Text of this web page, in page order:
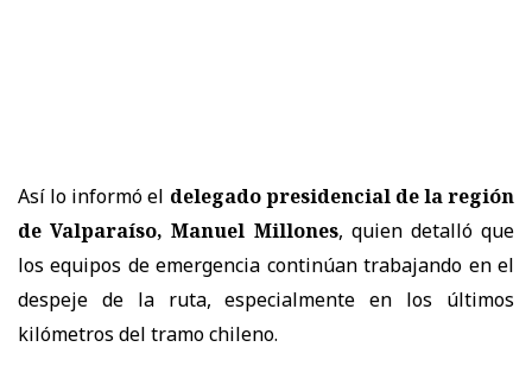
Así lo informó el delegado presidencial de la región
de Valparaíso, Manuel Millones, quien detalló que
los equipos de emergencia continúan trabajando en el
despeje de la ruta, especialmente en los últimos
kilómetros del tramo chileno.